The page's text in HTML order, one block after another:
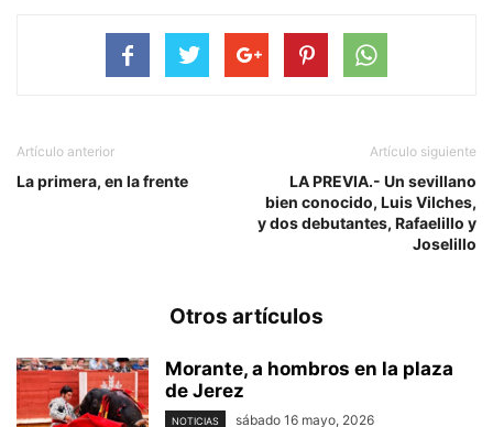
Artículo anterior
La primera, en la frente
Artículo siguiente
LA PREVIA.- Un sevillano
bien conocido, Luis Vilches,
y dos debutantes, Rafaelillo y
Joselillo
Otros artículos
Morante, a hombros en la plaza
de Jerez
NOTICIAS sábado 16 mayo, 2026